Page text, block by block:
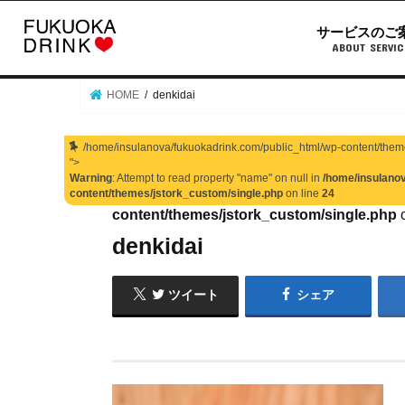
サービスのご
ABOUT
HOME denkidai
Warning: Undefined array key 0 in
content/themes/jstork_custom/single.php
/home/insulanova/fukuokadrink.com/public_html/wp-content/
">
Warning: Attempt to read property "name" on null in /home/
content/themes/jstork_custom/single.phpon line 24
denkidai
ツイート シェア